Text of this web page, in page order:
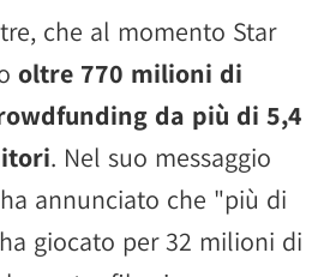
che al momento Star
oltre 770 milioni di
da più di 5,4
. Nel suo messaggio
annunciato che "più di
giocato per 32 milioni di